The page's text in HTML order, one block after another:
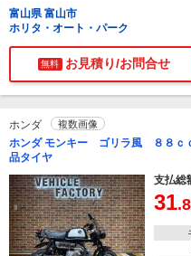
富山県 富山市
ホリタ・オート・パーク
無料 お見積り/お問合せ
ホンダ 複数画像
ホンダ モンキー ゴリラ風 ８８ｃ
品タイヤ
支払総
31.8